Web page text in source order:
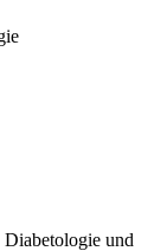
und